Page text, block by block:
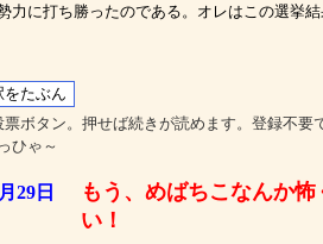
力に打ち勝ったのである。オレはこの選挙
票ボタン。押せば続きが読めます。登録不要
ひゃ～
29日
もう、めばちこなんか怖
い！